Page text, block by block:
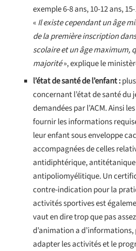
exemple 6-8 ans, 10-12 ans,
«Il existe cependant un âge
de la première inscription
scolaire et un âge maximum,
majorité», explique le
l’état de santé de l’enfant :
concernant l’état de santé du
demandées par l’ACM. Ainsi
fournir les informations
leur enfant sous enveloppe
accompagnées de celles
antidiphtérique,
antipoliomyélitique. Un
contre-indication pour la
activités sportives est
vaut en dire trop que pas
d’animation a d’informations,
adapter les activités et le